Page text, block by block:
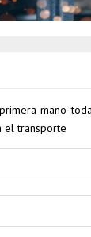
mano
el transporte